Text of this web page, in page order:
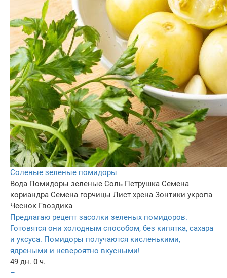
Соленые зеленые помидоры
Вода Помидоры зеленые Соль Петрушка Семена
кориандра Семена горчицы Лист хрена Зонтики укропа
Чеснок Гвоздика
Предлагаю рецепт засолки зеленых помидоров.
Готовятся они холодным способом, без кипятка, сахара
и уксуса. Помидоры получаются кисленькими,
ядреными и невероятно вкусными!
49 дн. 0 ч.
–